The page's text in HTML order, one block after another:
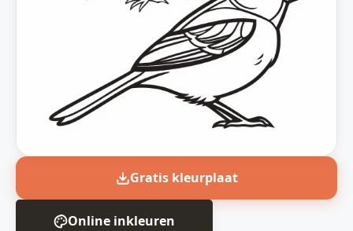
Gratis kleurplaat
Online inkleuren